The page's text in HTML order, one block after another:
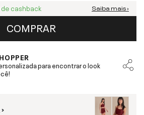
de cashback Saiba mais ›
COMPRAR
para encontrar o look